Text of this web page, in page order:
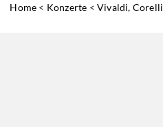
Home < Konzerte <Vivaldi, Corelli